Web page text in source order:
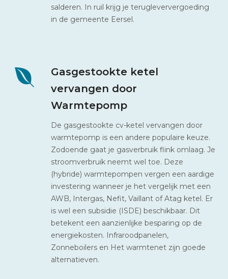
salderen. In ruil krijg je terugleververgoeding
in de gemeente Eersel.
Gasgestookte ketel
vervangen door
Warmtepomp
De gasgestookte cv-ketel vervangen door
warmtepomp is een andere populaire keuze.
Zodoende gaat je gasverbruik flink omlaag. Je
stroomverbruik neemt wel toe. Deze
(hybride) warmtepompen vergen een aardige
investering wanneer je het vergelijk met een
AWB, Intergas, Nefit, Vaillant of Atag ketel. Er
is wel een subsidie (ISDE) beschikbaar. Dit
betekent een aanzienlijke besparing op de
energiekosten. Infraroodpanelen,
Zonneboilers en Het warmtenet zijn goede
alternatieven.